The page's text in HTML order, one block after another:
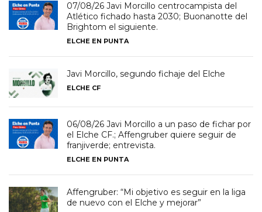
07/08/26 Javi Morcillo centrocampista del
Atlético fichado hasta 2030; Buonanotte del
Brightom el siguiente.
ELCHE EN PUNTA
Javi Morcillo, segundo fichaje del Elche
ELCHE CF
06/08/26 Javi Morcillo a un paso de fichar por
el Elche CF.; Affengruber quiere seguir de
franjiverde; entrevista.
ELCHE EN PUNTA
Affengruber: “Mi objetivo es seguir en la liga
de nuevo con el Elche y mejorar”